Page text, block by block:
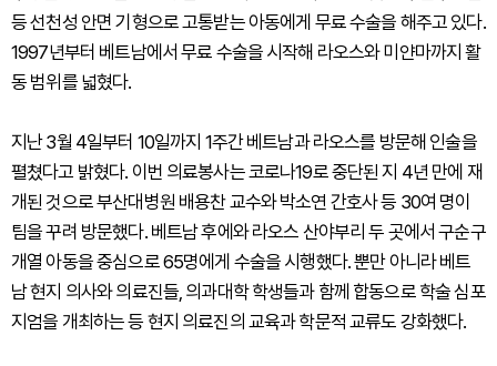
등 선천성 안면 기형으로 고통받는 아동에게 무료 수술을 해주고 있다.
1997년부터 베트남에서 무료 수술을 시작해 라오스와 미얀마까지 활
동 범위를 넓혔다.
지난 3월 4일부터 10일까지 1주간 베트남과 라오스를 방문해 인술을
펼쳤다고 밝혔다. 이번 의료봉사는 코로나19로 중단된 지 4년 만에 재
개된 것으로 부산대병원 배용찬 교수와 박소연 간호사 등 30여 명이
팀을 꾸려 방문했다. 베트남 후에와 라오스 산야부리 두 곳에서 구순구
개열 아동을 중심으로 65명에게 수술을 시행했다. 뿐만 아니라 베트
남 현지 의사와 의료진들, 의과대학 학생들과 함께 합동으로 학술 심포
지엄을 개최하는 등 현지 의료진의 교육과 학문적 교류도 강화했다.